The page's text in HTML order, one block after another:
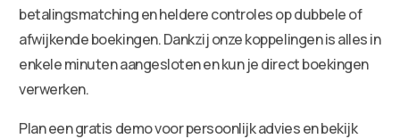
betalingsmatching en heldere controles op dubbele of
afwijkende boekingen. Dankzij onze koppelingen is alles in
enkele minuten aangesloten en kun je direct boekingen
verwerken.
Plan een gratis demo voor persoonlijk advies en bekijk